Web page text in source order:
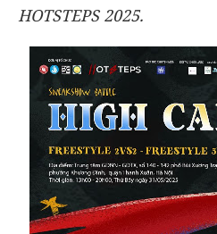
HOTSTEPS 2025.